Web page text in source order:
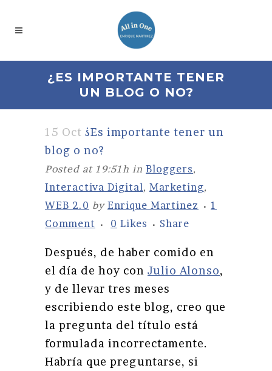
¿ES IMPORTANTE TENER
UN BLOG O NO?
15 Oct ¿Es importante tener un
blog o no?
Posted at 19:51h in Bloggers,
Interactiva Digital, Marketing,
WEB 2.0 by Enrique Martinez
1
Comment
0 Likes Share
Después, de haber comido en
el día de hoy con Julio Alonso,
y de llevar tres meses
escribiendo este blog, creo que
la pregunta del título está
formulada incorrectamente.
Habría que preguntarse, si